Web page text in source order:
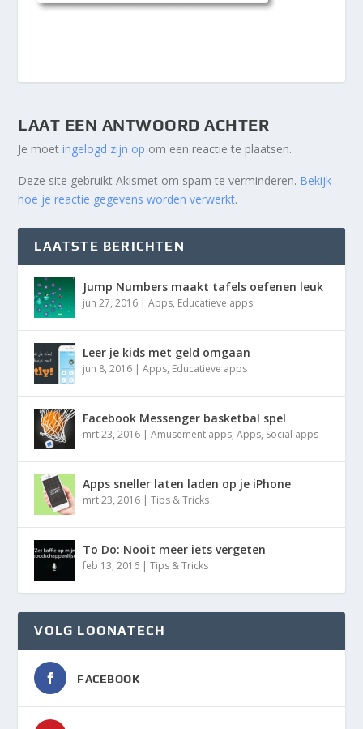
LAAT EEN ANTWOORD ACHTER
Je moetingelogd zijn op om een reactie te plaatsen.
Deze site gebruikt Akismet om spam te verminderen. Bekijk
hoe je reactie gegevens worden verwerkt.
LAATSTE BERICHTEN
Jump Numbers maakt tafels oefenen leuk
jun 27, 2016 |Apps, Educatieve apps
Leer je kids met geld omgaan
jun 8, 2016 |Apps, Educatieve apps
Facebook Messenger basketbal spel
mrt 23, 2016 |Amusement apps,Apps, Social apps
Apps sneller laten laden op je iPhone
mrt 23, 2016 |Tips & Tricks
To Do: Nooit meer iets vergeten
feb 13, 2016 |Tips & Tricks
VOLG LOONATECH
FACEBOOK